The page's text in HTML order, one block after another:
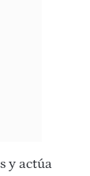
y actúa